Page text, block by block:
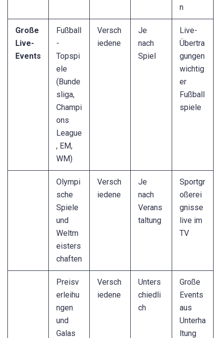
n
Große
Live-
Events
Fußball
-
Topspi
ele
(Bunde
sliga,
Champi
ons
League
, EM,
WM)
Versch
iedene
Je
nach
Spiel
Live-
Übertra
gungen
wichtig
er
Fußball
spiele
Olympi
sche
Spiele
und
Weltm
eisters
chaften
Versch
iedene
Je
nach
Verans
taltung
Sportgr
oßerei
gnisse
live im
TV
Preisv
erleihu
ngen
und
Galas
Versch
iedene
Unters
chiedli
ch
Große
Events
aus
Unterha
ltung